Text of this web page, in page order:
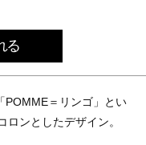
POMME＝リンゴ」とい
ンとしたデザイン。